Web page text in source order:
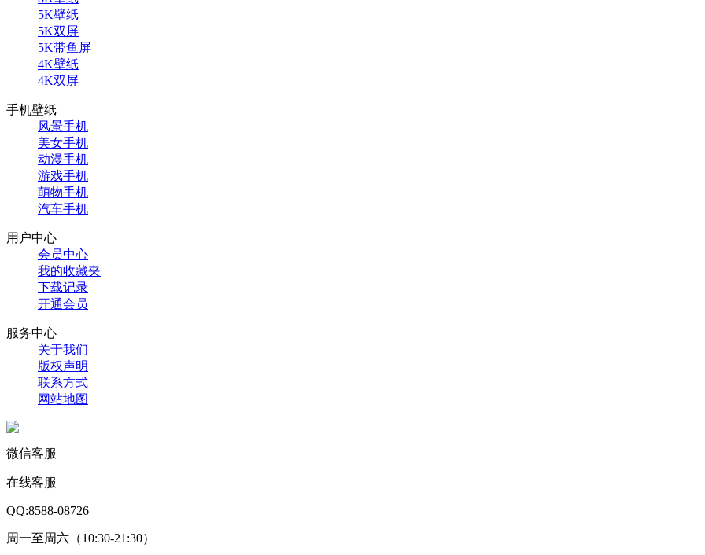
5K壁纸
5K双屏
5K带鱼屏
4K壁纸
4K双屏
手机壁纸
风景手机
美女手机
动漫手机
游戏手机
萌物手机
汽车手机
用户中心
会员中心
我的收藏夹
下载记录
开通会员
服务中心
关于我们
版权声明
联系方式
网站地图
微信客服
在线客服
QQ:8588-08726
周一至周六（10:30-21:30）